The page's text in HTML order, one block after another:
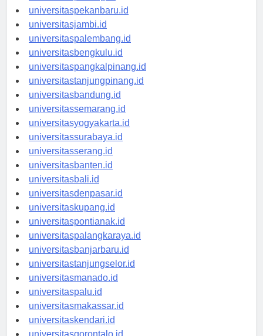
universitaspadang.id
universitaspekanbaru.id
universitasjambi.id
universitaspalembang.id
universitasbengkulu.id
universitaspangkalpinang.id
universitastanjungpinang.id
universitasbandung.id
universitassemarang.id
universitasyogyakarta.id
universitassurabaya.id
universitasserang.id
universitasbanten.id
universitasbali.id
universitasdenpasar.id
universitaskupang.id
universitaspontianak.id
universitaspalangkaraya.id
universitasbanjarbaru.id
universitastanjungselor.id
universitasmanado.id
universitaspalu.id
universitasmakassar.id
universitaskendari.id